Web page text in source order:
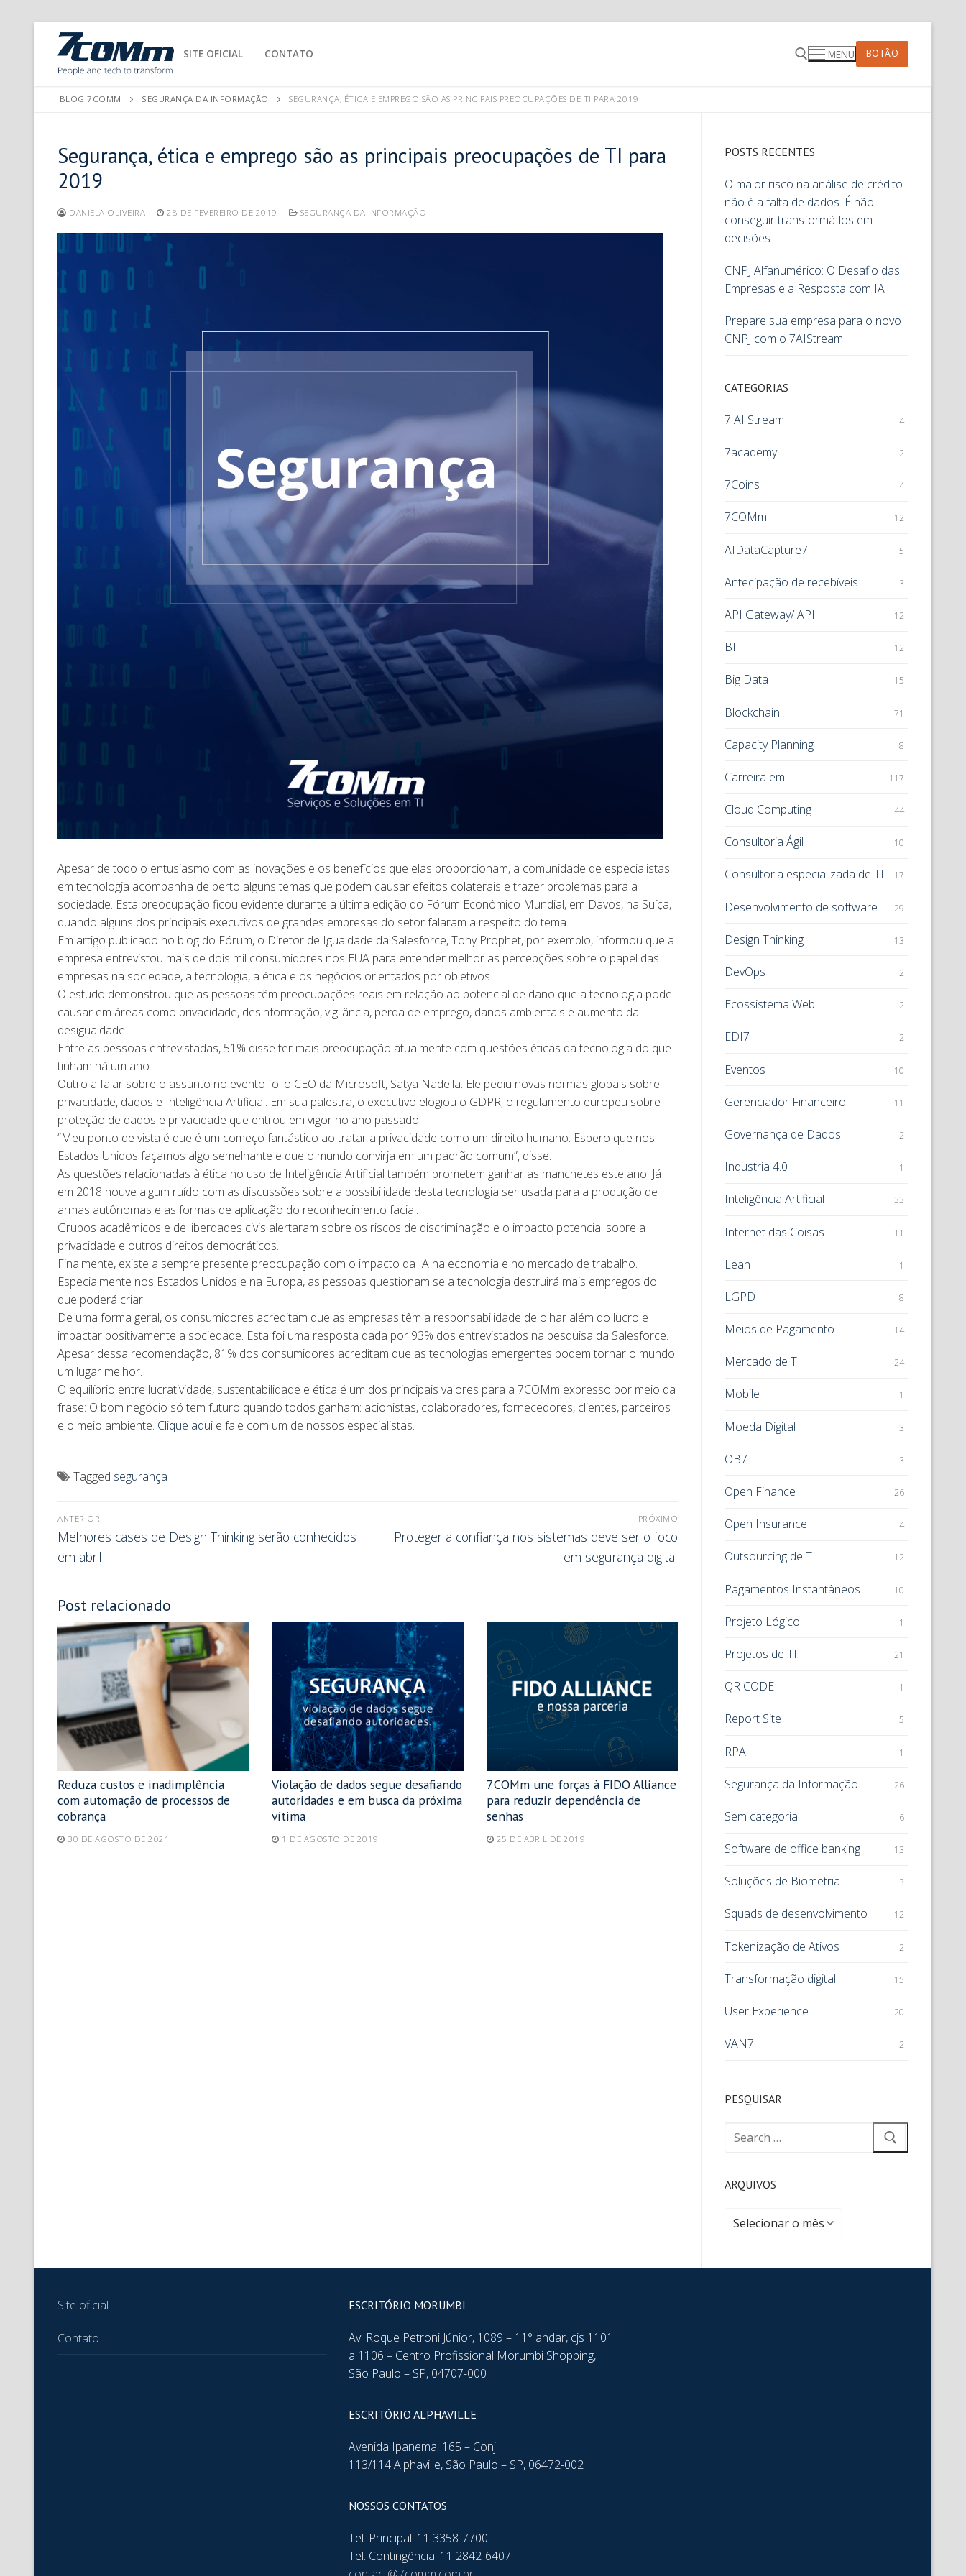
SITE OFICIAL CONTATO MENU BOTÃO
BLOG 7COMM SEGURANÇA DA INFORMAÇÃO SEGURANÇA, ÉTICA E EMPREGO SÃO AS PRINCIPAIS PREOCUPAÇÕES DE TI PARA 2019
Segurança, ética e emprego são as principais preocupações de TI para
2019
DANIELA OLIVEIRA 28 DE FEVEREIRO DE 2019 SEGURANÇA DA INFORMAÇÃO
Apesar de todo o entusiasmo com as inovações e os benefícios que elas proporcionam, a comunidade de especialistas
em tecnologia acompanha de perto alguns temas que podem causar efeitos colaterais e trazer problemas para a
sociedade. Esta preocupação ficou evidente durante a última edição do Fórum Econômico Mundial, em Davos, na Suíça,
quando alguns dos principais executivos de grandes empresas do setor falaram a respeito do tema.
Em artigo publicado no blog do Fórum, o Diretor de Igualdade da Salesforce, Tony Prophet, por exemplo, informou que a
empresa entrevistou mais de dois mil consumidores nos EUA para entender melhor as percepções sobre o papel das
empresas na sociedade, a tecnologia, a ética e os negócios orientados por objetivos.
O estudo demonstrou que as pessoas têm preocupações reais em relação ao potencial de dano que a tecnologia pode
causar em áreas como privacidade, desinformação, vigilância, perda de emprego, danos ambientais e aumento da
desigualdade.
Entre as pessoas entrevistadas, 51% disse ter mais preocupação atualmente com questões éticas da tecnologia do que
tinham há um ano.
Outro a falar sobre o assunto no evento foi o CEO da Microsoft, Satya Nadella. Ele pediu novas normas globais sobre
privacidade, dados e Inteligência Artificial. Em sua palestra, o executivo elogiou o GDPR, o regulamento europeu sobre
proteção de dados e privacidade que entrou em vigor no ano passado.
“Meu ponto de vista é que é um começo fantástico ao tratar a privacidade como um direito humano. Espero que nos
Estados Unidos façamos algo semelhante e que o mundo convirja em um padrão comum”, disse.
As questões relacionadas à ética no uso de Inteligência Artificial também prometem ganhar as manchetes este ano. Já
em 2018 houve algum ruído com as discussões sobre a possibilidade desta tecnologia ser usada para a produção de
armas autônomas e as formas de aplicação do reconhecimento facial.
Grupos acadêmicos e de liberdades civis alertaram sobre os riscos de discriminação e o impacto potencial sobre a
privacidade e outros direitos democráticos.
Finalmente, existe a sempre presente preocupação com o impacto da IA na economia e no mercado de trabalho.
Especialmente nos Estados Unidos e na Europa, as pessoas questionam se a tecnologia destruirá mais empregos do
que poderá criar.
De uma forma geral, os consumidores acreditam que as empresas têm a responsabilidade de olhar além do lucro e
impactar positivamente a sociedade. Esta foi uma resposta dada por 93% dos entrevistados na pesquisa da Salesforce.
Apesar dessa recomendação, 81% dos consumidores acreditam que as tecnologias emergentes podem tornar o mundo
um lugar melhor.
O equilíbrio entre lucratividade, sustentabilidade e ética é um dos principais valores para a 7COMm expresso por meio da
frase: O bom negócio só tem futuro quando todos ganham: acionistas, colaboradores, fornecedores, clientes, parceiros
e o meio ambiente. Clique aqui e fale com um de nossos especialistas.
Tagged segurança
ANTERIOR
Melhores cases de Design Thinking serão conhecidos
em abril
PRÓXIMO
Proteger a confiança nos sistemas deve ser o foco
em segurança digital
Post relacionado
Reduza custos e inadimplência
com automação de processos de
cobrança
30 DE AGOSTO DE 2021
Violação de dados segue desafiando
autoridades e em busca da próxima
vítima
1 DE AGOSTO DE 2019
7COMm une forças à FIDO Alliance
para reduzir dependência de
senhas
25 DE ABRIL DE 2019
POSTS RECENTES
O maior risco na análise de crédito
não é a falta de dados. É não
conseguir transformá-los em
decisões.
CNPJ Alfanumérico: O Desafio das
Empresas e a Resposta com IA
Prepare sua empresa para o novo
CNPJ com o 7AIStream
CATEGORIAS
7 AI Stream 4
7academy 2
7Coins 4
7COMm 12
AIDataCapture7 5
Antecipação de recebíveis 3
API Gateway/ API 12
BI 12
Big Data 15
Blockchain 71
Capacity Planning 8
Carreira em TI 117
Cloud Computing 44
Consultoria Ágil 10
Consultoria especializada de TI 17
Desenvolvimento de software 29
Design Thinking 13
DevOps 2
Ecossistema Web 2
EDI7 2
Eventos 10
Gerenciador Financeiro 11
Governança de Dados 2
Industria 4.0 1
Inteligência Artificial 33
Internet das Coisas 11
Lean 1
LGPD 8
Meios de Pagamento 14
Mercado de TI 24
Mobile 1
Moeda Digital 3
OB7 3
Open Finance 26
Open Insurance 4
Outsourcing de TI 12
Pagamentos Instantâneos 10
Projeto Lógico 1
Projetos de TI 21
QR CODE 1
Report Site 5
RPA 1
Segurança da Informação 26
Sem categoria 6
Software de office banking 13
Soluções de Biometria 3
Squads de desenvolvimento 12
Tokenização de Ativos 2
Transformação digital 15
User Experience 20
VAN7 2
PESQUISAR
ARQUIVOS
Site oficial
Contato
ESCRITÓRIO MORUMBI
Av. Roque Petroni Júnior, 1089 – 11° andar, cjs 1101
a 1106 – Centro Profissional Morumbi Shopping,
São Paulo – SP, 04707-000
ESCRITÓRIO ALPHAVILLE
Avenida Ipanema, 165 – Conj.
113/114 Alphaville, São Paulo – SP, 06472-002
NOSSOS CONTATOS
Tel. Principal: 11 3358-7700
Tel. Contingência: 11 2842-6407